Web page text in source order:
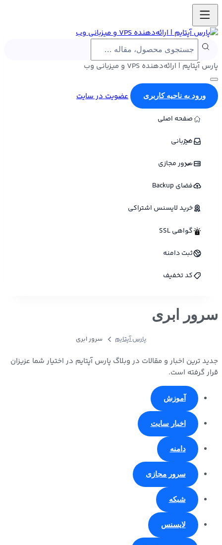
پارس آپتایم | ارائه‌دهنده VPS و میزبانی وب
ورود به ناحیه کاربری عضویت در سایت
صفحه اصلی
میزبانی
سرور مجازی
فضای Backup
خرید لایسنس اشتراکی
گواهی SSL
ثبت دامنه
کد تخفیف
سرور ابری
پارس آپتایم سرور ابری
جدید ترین اخبار و مقالات در وبلاگ پارس آپتایم در اختیار شما عزیزان
قرار گرفته است.
آموزش
اخبار سایت
دامنه
سرور مجازی
شبکه
لایسنس